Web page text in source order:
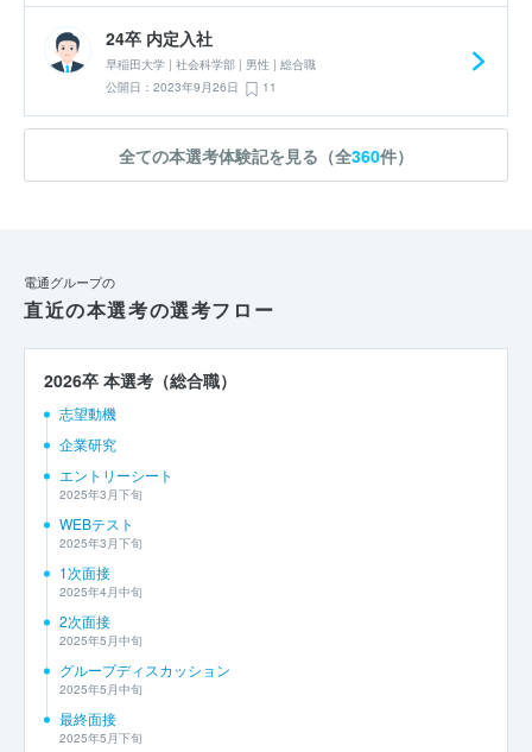
24卒 内定入社
早稲田大学 | 社会科学部 | 男性 | 総合職
公開日：2023年9月26日
11
全ての本選考体験記を見る（全360件）
電通グループの
直近の本選考の選考フロー
2026卒 本選考（総合職）
志望動機
企業研究
エントリーシート
2025年3月下旬
WEBテスト
2025年3月下旬
1次面接
2025年4月中旬
2次面接
2025年5月中旬
グループディスカッション
2025年5月中旬
最終面接
2025年5月下旬